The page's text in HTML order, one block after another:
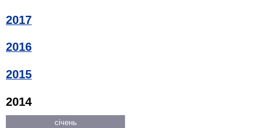
2017
2016
2015
2014
січень